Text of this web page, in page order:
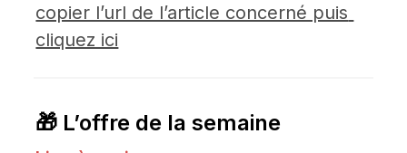
copier l’url de l’article concerné puis
cliquez ici
🎁 L’offre de la semaine